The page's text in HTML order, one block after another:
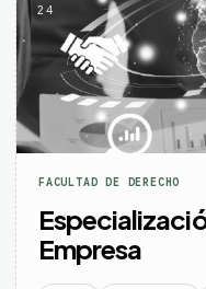
24
FACULTAD DE DERECHO
Empresa